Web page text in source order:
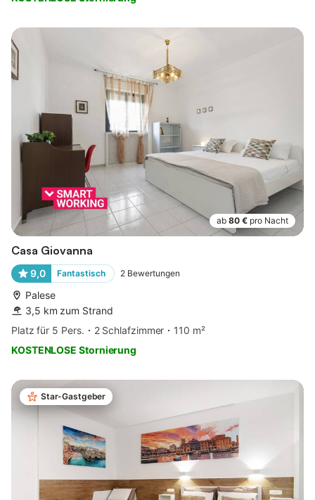
ab 80 € pro Nacht
Casa Giovanna
9,0 Fantastisch 2 Bewertungen
Palese
3,5 km zum Strand
Platz für 5 Pers.
2 Schlafzimmer
110 m²
KOSTENLOSE Stornierung
Star-Gastgeber